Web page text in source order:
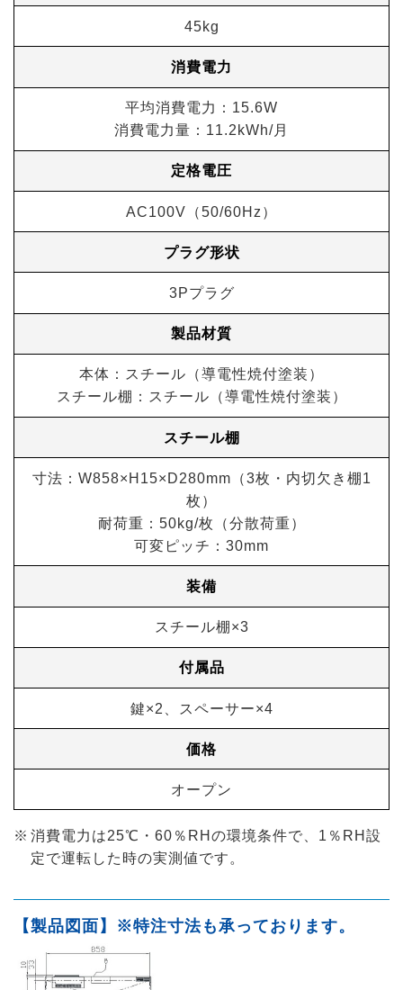
45kg
消費電力
平均消費電力：15.6W
消費電力量：11.2kWh/月
定格電圧
AC100V（50/60Hz）
プラグ形状
3Pプラグ
製品材質
本体：スチール（導電性焼付塗装）
スチール棚：スチール（導電性焼付塗装）
スチール棚
寸法：W858×H15×D280mm（3枚・内切欠き棚1
枚）
耐荷重：50kg/枚（分散荷重）
可変ピッチ：30mm
装備
スチール棚×3
付属品
鍵×2、スペーサー×4
価格
オープン
消費電力は25℃・60％RHの環境条件で、1％RH設
定で運転した時の実測値です。
【製品図面】※特注寸法も承っております。